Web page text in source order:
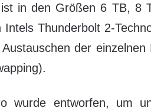
in den Größen 6 TB, 8
Thunderbolt 2-
der
wurde entworfen, um